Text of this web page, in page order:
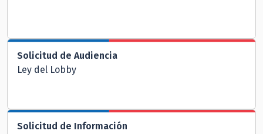
Solicitud de Audiencia
Ley del Lobby
Solicitud de Información